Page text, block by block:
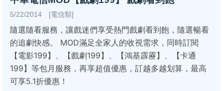
5/22/2014 [電信類]
隨選隨看服務，讓戲迷們享受熱門戲劇看到飽，隨選暢看
的追劇快感。 MOD滿足全家人的收視需求，同時訂閱
【電影199】、【戲劇199】、【鴻基霹靂】、【卡通
199】等包月服務，再享超值優惠，訂越多越划算，最高
可享5.1折優惠！